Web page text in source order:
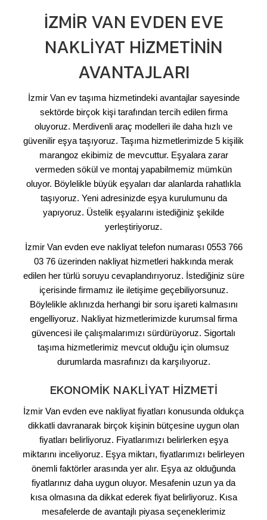
İZMIR VAN EVDEN EVE
NAKLIYAT HIZMETININ
AVANTAJLARI
İzmir Van ev taşıma hizmetindeki avantajlar sayesinde
sektörde birçok kişi tarafından tercih edilen firma
oluyoruz. Merdivenli araç modelleri ile daha hızlı ve
güvenilir eşya taşıyoruz. Taşıma hizmetlerimizde 5 kişilik
marangoz ekibimiz de mevcuttur. Eşyalara zarar
vermeden sökül ve montaj yapabilmemiz mümkün
oluyor. Böylelikle büyük eşyaları dar alanlarda rahatlıkla
taşıyoruz. Yeni adresinizde eşya kurulumunu da
yapıyoruz. Üstelik eşyalarını istediğiniz şekilde
yerleştiriyoruz.
İzmir Van evden eve nakliyat telefon numarası 0553 766
03 76 üzerinden nakliyat hizmetleri hakkında merak
edilen her türlü soruyu cevaplandırıyoruz. İstediğiniz süre
içerisinde firmamız ile iletişime geçebiliyorsunuz.
Böylelikle aklınızda herhangi bir soru işareti kalmasını
engelliyoruz. Nakliyat hizmetlerimizde kurumsal firma
güvencesi ile çalışmalarımızı sürdürüyoruz. Sigortalı
taşıma hizmetlerimiz mevcut olduğu için olumsuz
durumlarda masrafınızı da karşılıyoruz.
EKONOMIK NAKLIYAT HIZMETI
İzmir Van evden eve nakliyat fiyatları konusunda oldukça
dikkatli davranarak birçok kişinin bütçesine uygun olan
fiyatları belirliyoruz. Fiyatlarımızı belirlerken eşya
miktarını inceliyoruz. Eşya miktarı, fiyatlarımızı belirleyen
önemli faktörler arasında yer alır. Eşya az olduğunda
fiyatlarınız daha uygun oluyor. Mesafenin uzun ya da
kısa olmasına da dikkat ederek fiyat belirliyoruz. Kısa
mesafelerde de avantajlı piyasa seçeneklerimiz